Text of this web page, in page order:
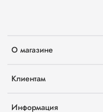
О магазине
Клиентам
Информация